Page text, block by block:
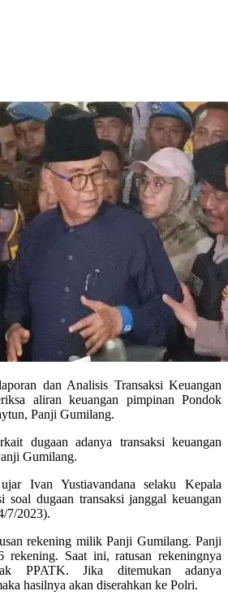
dan Analisis Transaksi Keuangan
aliran keuangan pimpinan Pondok
Panji Gumilang.
dugaan adanya transaksi keuangan
Gumilang.
Ivan Yustiavandana selaku Kepala
soal dugaan transaksi janggal keuangan
7/2023).
rekening milik Panji Gumilang. Panji
rekening. Saat ini, ratusan rekeningnya
PPATK. Jika ditemukan adanya
hasilnya akan diserahkan ke Polri.